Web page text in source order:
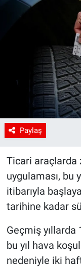
Paylaş
Ticari araçlarda
uygulaması, bu
itibarıyla
tarihine kadar
Geçmiş yıllarda
bu yıl hava
nedeniyle iki